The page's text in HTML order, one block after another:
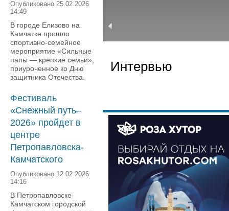
Опубликовано 25.02.2026
14:49
В городе Елизово на
Камчатке прошло
спортивно-семейное
мероприятие «Сильные
папы — крепкие семьи»,
приуроченное ко Дню
защитника Отечества.
Фестиваль
«Снежный путь–
2026» пройдет в
центре
Петропавловска-
Камчатского
Опубликовано 12.02.2026
14:16
В Петропавловске-
Камчатском городской
Интервью